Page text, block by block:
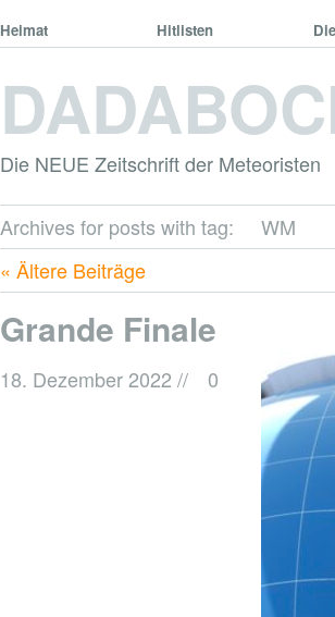
Heimat Hitlisten
Die NEUE Zeitschrift der Meteoristen
Archives for posts with tag:
WM
« Ältere Beiträge
Grande Finale
18. Dezember 2022 // 0